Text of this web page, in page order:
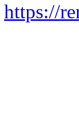
https://